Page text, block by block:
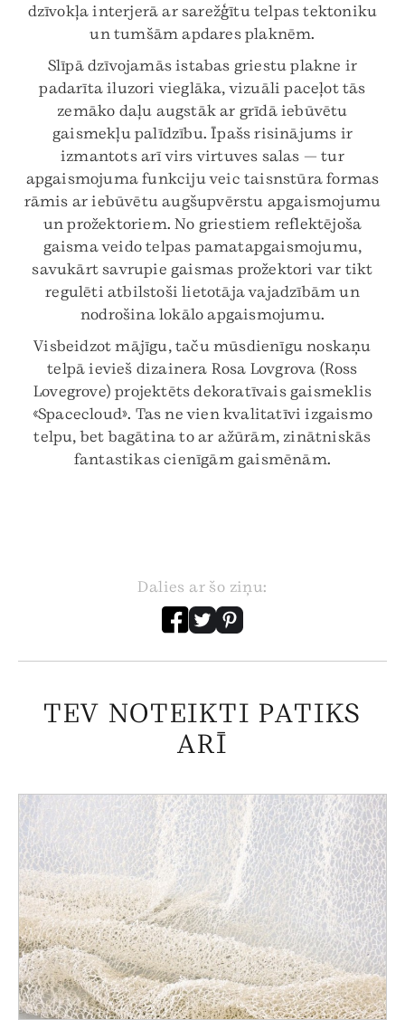
dzīvokļa interjerā ar sarežģītu telpas tektoniku
un tumšām apdares plaknēm.
Slīpā dzīvojamās istabas griestu plakne ir
padarīta iluzori vieglāka, vizuāli paceļot tās
zemāko daļu augstāk ar grīdā iebūvētu
gaismekļu palīdzību. Īpašs risinājums ir
izmantots arī virs virtuves salas — tur
apgaismojuma funkciju veic taisnstūra formas
rāmis ar iebūvētu augšupvērstu apgaismojumu
un prožektoriem. No griestiem reflektējoša
gaisma veido telpas pamatapgaismojumu,
savukārt savrupie gaismas prožektori var tikt
regulēti atbilstoši lietotāja vajadzībām un
nodrošina lokālo apgaismojumu.
Visbeidzot mājīgu, taču mūsdienīgu noskaņu
telpā ievieš dizainera Rosa Lovgrova (Ross
Lovegrove) projektēts dekoratīvais gaismeklis
«Spacecloud». Tas ne vien kvalitatīvi izgaismo
telpu, bet bagātina to ar ažūrām, zinātniskās
fantastikas cienīgām gaismēnām.
Dalies ar šo ziņu:
TEV NOTEIKTI PATIKS
ARĪ